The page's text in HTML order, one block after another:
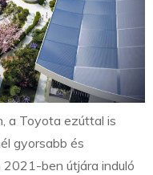
a Toyota ezúttal is
gyorsabb és
ben útjára induló